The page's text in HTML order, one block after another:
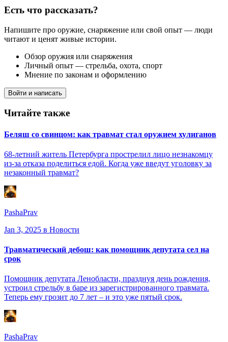
Есть что рассказать?
Напишите про оружие, снаряжение или свой опыт — люди
читают и ценят живые истории.
Обзор оружия или снаряжения
Личный опыт — стрельба, охота, спорт
Мнение по законам и оформлению
Войти и написать
Читайте также
Беляш со свинцом: как травмат стал оружием хулиганов
68-летний житель Петербурга прострелил лицо незнакомцу
из-за отказа поделиться едой. Когда уже введут уголовку за
незаконный травмат?
PashaPrav
Jan 3, 2025 в Новости
Травматический дебош: как помощник депутата сел на
срок
Помощник депутата Ленобласти, празднуя день рождения,
устроил стрельбу в баре из зарегистрированного травмата.
Теперь ему грозит до 7 лет – и это уже пятый срок.
PashaPrav